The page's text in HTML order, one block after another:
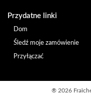
Przydatne linki
Dom
Śledź moje zamówienie
Przyłączać
® 2026